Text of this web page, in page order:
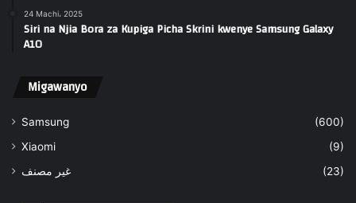
24 Machi، 2025
Siri na Njia Bora za Kupiga Picha Skrini kwenye Samsung Galaxy
A10
Migawanyo
Samsung
(600)
Xiaomi
(9)
غير مصنف
(23)